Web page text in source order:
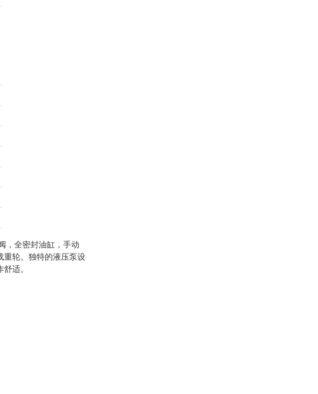
，全密封油缸，手动
重轮。独特的液压泵设
适。